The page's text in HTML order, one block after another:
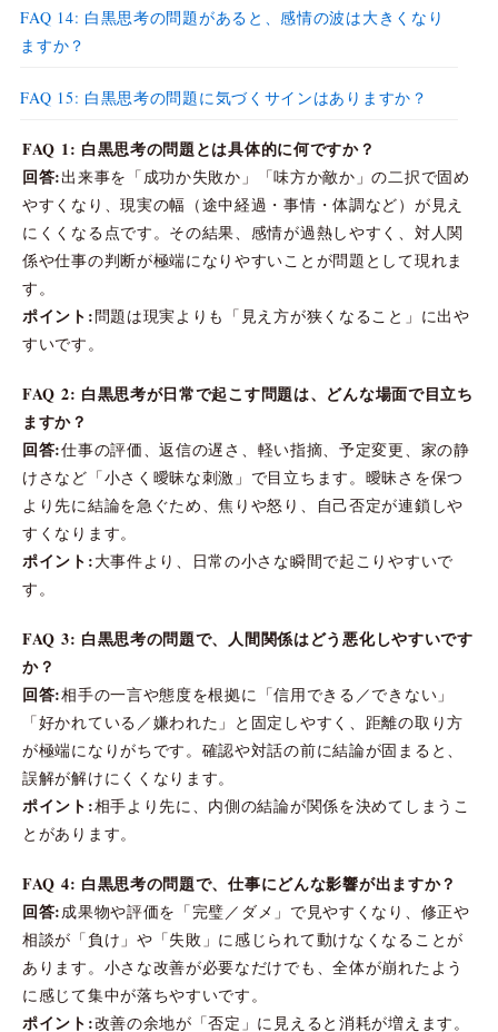
FAQ 14: 白黒思考の問題があると、感情の波は大きくなり
ますか？
FAQ 15: 白黒思考の問題に気づくサインはありますか？
FAQ 1: 白黒思考の問題とは具体的に何ですか？
回答:出来事を「成功か失敗か」「味方か敵か」の二択で固め
やすくなり、現実の幅（途中経過・事情・体調など）が見え
にくくなる点です。その結果、感情が過熱しやすく、対人関
係や仕事の判断が極端になりやすいことが問題として現れま
す。
ポイント:問題は現実よりも「見え方が狭くなること」に出や
すいです。
FAQ 2: 白黒思考が日常で起こす問題は、どんな場面で目立ち
ますか？
回答:仕事の評価、返信の遅さ、軽い指摘、予定変更、家の静
けさなど「小さく曖昧な刺激」で目立ちます。曖昧さを保つ
より先に結論を急ぐため、焦りや怒り、自己否定が連鎖しや
すくなります。
ポイント:大事件より、日常の小さな瞬間で起こりやすいで
す。
FAQ 3: 白黒思考の問題で、人間関係はどう悪化しやすいです
か？
回答:相手の一言や態度を根拠に「信用できる／できない」
「好かれている／嫌われた」と固定しやすく、距離の取り方
が極端になりがちです。確認や対話の前に結論が固まると、
誤解が解けにくくなります。
ポイント:相手より先に、内側の結論が関係を決めてしまうこ
とがあります。
FAQ 4: 白黒思考の問題で、仕事にどんな影響が出ますか？
回答:成果物や評価を「完璧／ダメ」で見やすくなり、修正や
相談が「負け」や「失敗」に感じられて動けなくなることが
あります。小さな改善が必要なだけでも、全体が崩れたよう
に感じて集中が落ちやすいです。
ポイント:改善の余地が「否定」に見えると消耗が増えます。